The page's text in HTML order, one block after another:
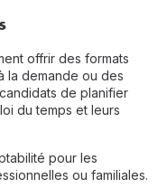
offrir des formats
la demande ou des
de planifier
du temps et leurs
pour les
ou familiales.